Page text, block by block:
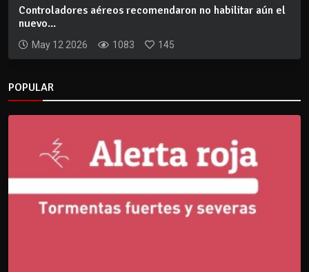
Controladores aéreos recomendaron no habilitar aún el
nuevo...
May 12 2026 1083 145
POPULAR